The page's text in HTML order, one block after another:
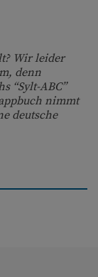
Wir leider
denn
“Sylt-ABC”
nimmt
deutsche